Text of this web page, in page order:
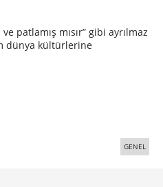
patlamış mısır” gibi ayrılmaz
dünya kültürlerine
GENEL